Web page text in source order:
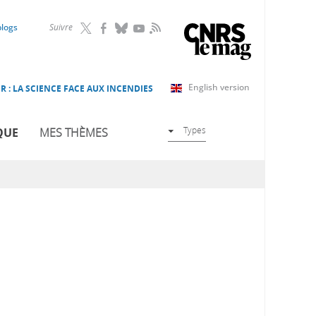
Suivre RSS
English version
: LA SCIENCE FACE AUX INCENDIES
MES THÈMES Types